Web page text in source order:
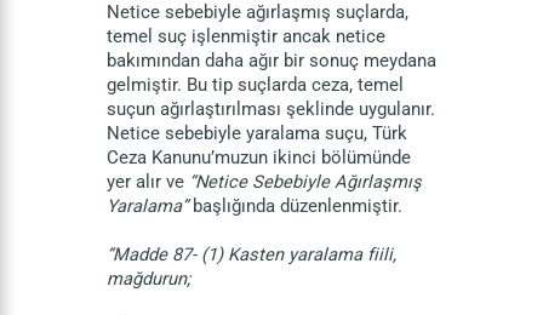
Netice sebebiyle ağırlaşmış suçlarda,
temel suç işlenmiştir ancak netice
bakımından daha ağır bir sonuç meydana
gelmiştir. Bu tip suçlarda ceza, temel
suçun ağırlaştırılması şeklinde uygulanır.
Netice sebebiyle yaralama suçu, Türk
Ceza Kanunu’muzun ikinci bölümünde
yer alır ve “Netice Sebebiyle Ağırlaşmış
Yaralama”başlığında düzenlenmiştir.
“Madde 87- (1) Kasten yaralama fiili,
mağdurun;